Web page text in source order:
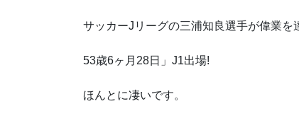
サッカーJリーグの三浦知良選手が偉業を
53歳6ヶ月28日」J1出場!
ほんとに凄いです。